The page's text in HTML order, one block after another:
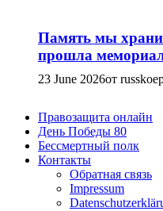
Память мы
прошла
23 June 2026от
Правозащита онлайн
День Победы 80
Бессмертный полк
Контакты
Обратная связь
Impressum